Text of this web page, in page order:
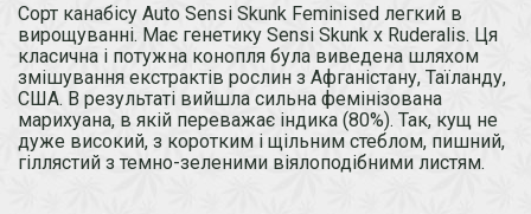
Сорт канабісу Auto Sensi Skunk Feminised легкий в
вирощуванні. Має генетику Sensi Skunk x Ruderalis. Ця
класична і потужна конопля була виведена шляхом
змішування екстрактів рослин з Афганістану, Таїланду,
США. В результаті вийшла сильна фемінізована
марихуана, в якій переважає індика (80%). Так, кущ не
дуже високий, з коротким і щільним стеблом, пишний,
гіллястий з темно-зеленими віялоподібними листям.